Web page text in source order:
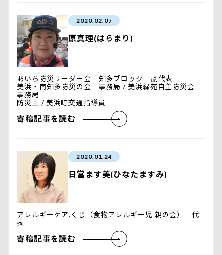
2020.02.07
原真理(はらまり)
あいち防災リーダー会 知多ブロック 副代表
美浜・南知多防災の会 事務局 / 美浜緑苑自主防災会
事務局
防災士 / 美浜町交通指導員
寄稿記事を読む
2020.01.24
日當ます美(ひなたますみ)
アレルギーケア.くじ（食物アレルギー児 親の会） 代
表
寄稿記事を読む